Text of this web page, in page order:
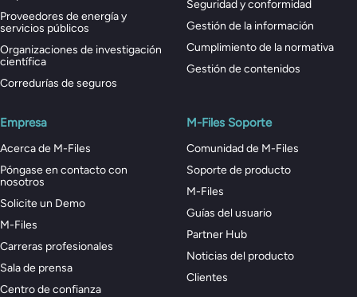
Proveedores de energía y
servicios públicos
Organizaciones de investigación
científica
Corredurías de seguros
Seguridad y conformidad
Gestión de la información
Cumplimiento de la normativa
Gestión de contenidos
Empresa
Acerca de M-Files
Póngase en contacto con
nosotros
Solicite un Demo
M-Files
Carreras profesionales
Sala de prensa
Centro de confianza
M-Files Soporte
Comunidad de M-Files
Soporte de producto
M-Files
Guías del usuario
Partner Hub
Noticias del producto
Clientes